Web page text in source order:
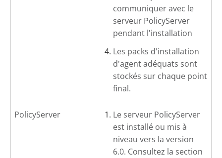
communiquer avec le
serveur PolicyServer
pendant l'installation
Les packs d'installation
d'agent adéquats sont
stockés sur chaque point
final.
PolicyServer
Le serveur PolicyServer
est installé ou mis à
niveau vers la version
6.0. Consultez la section